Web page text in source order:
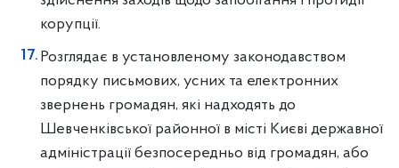
корупції.
Розглядає в установленому законодавством
порядку письмових, усних та електронних
звернень громадян, які надходять до
Шевченківської районної в місті Києві державної
адміністрації безпосередньо від громадян, або